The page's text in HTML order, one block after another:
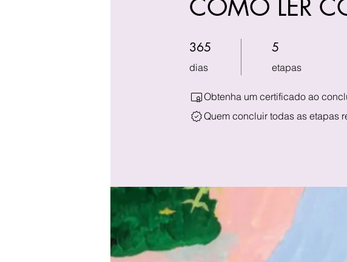
COMO LER
365
dias
365 dias 5
etapas
5 etapas
Obtenha um certificado ao
Quem concluir todas as etapas